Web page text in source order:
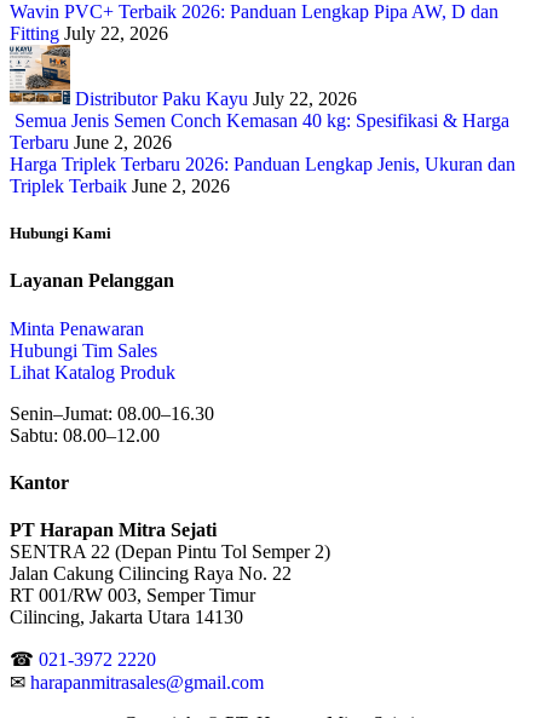
Wavin PVC+ Terbaik 2026: Panduan Lengkap Pipa AW, D dan
Fitting July 22, 2026
Distributor Paku Kayu July 22, 2026
Semua Jenis Semen Conch Kemasan 40 kg: Spesifikasi & Harga
Terbaru June 2, 2026
Harga Triplek Terbaru 2026: Panduan Lengkap Jenis, Ukuran dan
Triplek Terbaik June 2, 2026
Hubungi Kami
Layanan Pelanggan
Minta Penawaran
Hubungi Tim Sales
Lihat Katalog Produk
Senin–Jumat: 08.00–16.30
Sabtu: 08.00–12.00
Kantor
PT Harapan Mitra Sejati
SENTRA 22 (Depan Pintu Tol Semper 2)
Jalan Cakung Cilincing Raya No. 22
RT 001/RW 003, Semper Timur
Cilincing, Jakarta Utara 14130
☎ 021-3972 2220
✉ harapanmitrasales@gmail.com